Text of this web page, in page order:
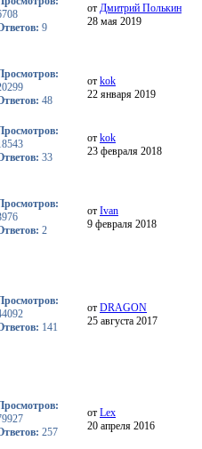
9
от Дмитрий Полькин
28 мая 2019
48
от kok
22 января 2019
33
от kok
23 февраля 2018
2
от Ivan
9 февраля 2018
141
от DRAGON
25 августа 2017
257
от Lex
20 апреля 2016